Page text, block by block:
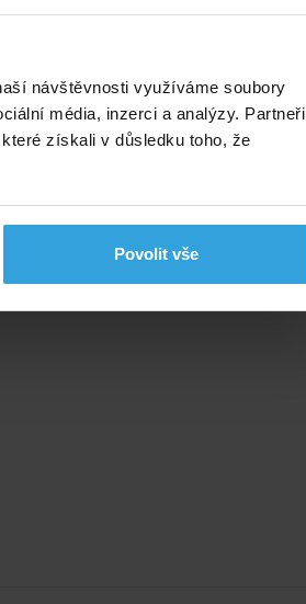
návštěvnosti využíváme soubory
média, inzerci a analýzy. Partneři
získali v důsledku toho, že
Povolit vše